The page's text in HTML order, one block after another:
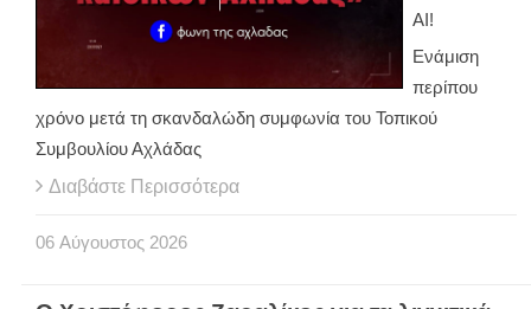
ΑΙ!
Ενάμιση
περίπου
χρόνο μετά τη σκανδαλώδη συμφωνία του Τοπικού
Συμβουλίου Αχλάδας
Διαβάστε Περισσότερα
06 Αύγουστος 2026